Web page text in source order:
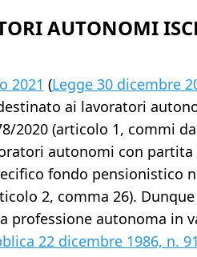
AUTONOMI
2021 (Legge 30 dicembre
ai lavoratori
2020 (articolo 1, commi
autonomi con partita
fondo pensionistico
2, comma 26).
professione autonoma in
22 dicembre 1986, n.